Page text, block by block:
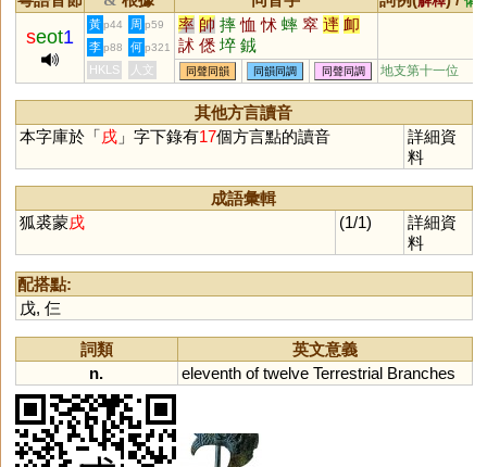
seot1
黃 p44 周 p59 率 帥 摔 恤 怵 蟀 窣 䢦 卹
訹 僁 埣 銊
李 p88 何 p321
HKLS 人文 同聲同韻 同韻同調 同聲同調 地支第十一位
其他方言讀音
本字庫於「戌」字下錄有17個方言點的讀音
詳細資
料
成語彙輯
狐裘蒙戌 (1/1)
詳細資
料
配搭點:
戊, 仨
詞類
英文意義
n.
eleventh of twelve Terrestrial Branches